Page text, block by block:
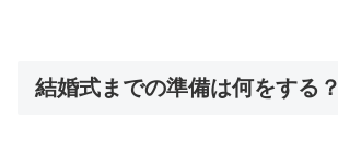
結婚式までの準備は何をする？